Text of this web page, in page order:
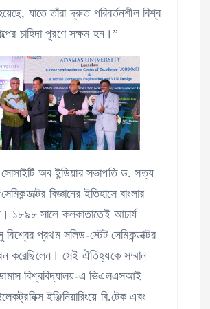
যাতে তাঁরা দ্রুত পরিবর্তনশীল বিশ্ব
চাহিদা পূরণে সক্ষম হন।”
অব ইন্ডিয়ার সভাপতি ড. সত্য
বিজ্ঞানের ইতিহাসে বাংলার
১৮৯৮ সালে কলকাতাতেই আচার্য
বিশ্বের প্রথম সলিড-স্টেট সেমিকন্ডাক্টর
করেছিলেন। সেই ঐতিহ্যকে সম্মান
বিশ্ববিদ্যালয়-এ ভিএলএসআই
ইঞ্জিনিয়ারিংয়ে বি.টেক এবং